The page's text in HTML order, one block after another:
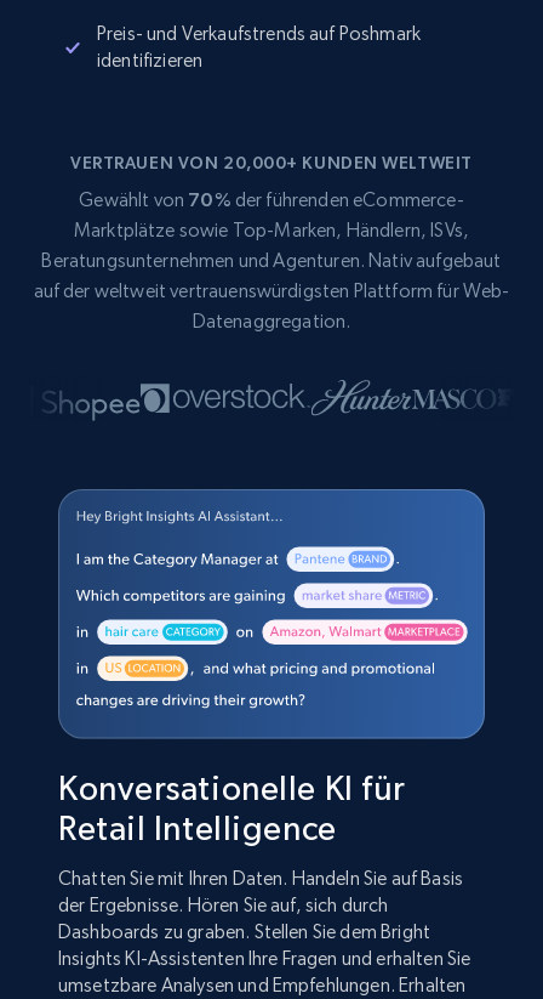
Preis- und Verkaufstrends auf Poshmark
identifizieren
VERTRAUEN VON 20,000+ KUNDEN WELTWEIT
Gewählt von 70% der führenden eCommerce-
Marktplätze sowie Top-Marken, Händlern, ISVs,
Beratungsunternehmen und Agenturen. Nativ aufgebaut
auf der weltweit vertrauenswürdigsten Plattform für Web-
Datenaggregation.
Konversationelle KI für
Retail Intelligence
Chatten Sie mit Ihren Daten. Handeln Sie auf Basis
der Ergebnisse. Hören Sie auf, sich durch
Dashboards zu graben. Stellen Sie dem Bright
Insights KI-Assistenten Ihre Fragen und erhalten Sie
umsetzbare Analysen und Empfehlungen. Erhalten